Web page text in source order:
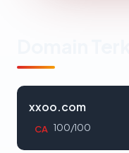
xxoo.com
CA 100/100